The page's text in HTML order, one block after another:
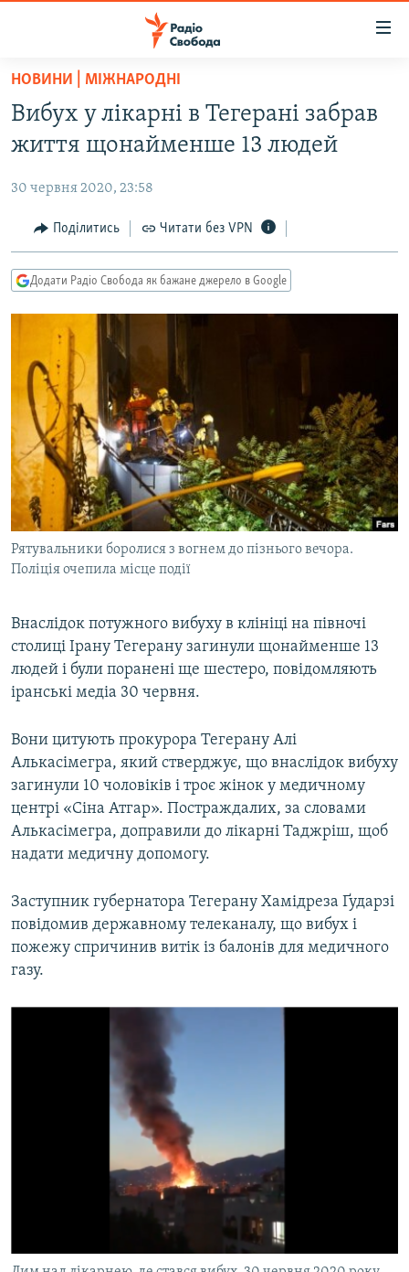
Перейти
основного
матеріалу
до
навігації
Перейти
до
РАДІО СВОБОДА – 70 РОКІВ
ВСЕ ЗА ДОБУ
ПОЛІТИКА
ЕКОНОМІКА
КУЛЬТУРА
УКРАЇНА
СВІТ
ВІЙНА
РОСІЙСЬКА «ФІЛЬТРАЦІЯ»
КРИМ.РЕАЛІЇ
СХЕМИ
КИТАЙ.ВИКЛИКИ
МУЛЬТИМЕДІА
ФОТО
СПЕЦПРОЄКТИ
ПОДКАСТИ
КРИМ РЕАЛІЇ
УКР
КТАТ
Усі сайти RFE/RL
НОВИНИ | МІЖНАРОДНІ
Вибух у лікарні в Тегерані забрав
життя щонайменше 13 людей
30 червня 2020, 23:58
Поділитись Читати без VPN
Додати Радіо Свобода як бажане джерело в Google
Рятувальники боролися з вогнем до пізнього вечора.
Поліція очепила місце події
Внаслідок потужного вибуху в клініці на півночі
столиці Ірану Тегерану загинули щонайменше 13
людей і були поранені ще шестеро, повідомляють
іранські медіа 30 червня.
Вони цитують прокурора Тегерану Алі
Алькасімегра, який стверджує, що внаслідок вибуху
загинули 10 чоловіків і троє жінок у медичному
центрі «Сіна Атгар». Постраждалих, за словами
Алькасімегра, доправили до лікарні Таджріш, щоб
надати медичну допомогу.
Заступник губернатора Тегерану Хамідреза Ґударзі
повідомив державному телеканалу, що вибух і
пожежу спричинив витік із балонів для медичного
газу.